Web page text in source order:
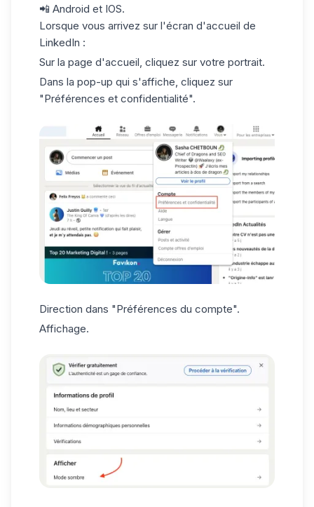
📲 Android et IOS.
Lorsque vous arrivez sur l'écran d'accueil de
LinkedIn :
Sur la page d'accueil, cliquez sur votre portrait.
Dans la pop-up qui s'affiche, cliquez sur
"Préférences et confidentialité".
Direction dans "Préférences du compte".
Affichage.